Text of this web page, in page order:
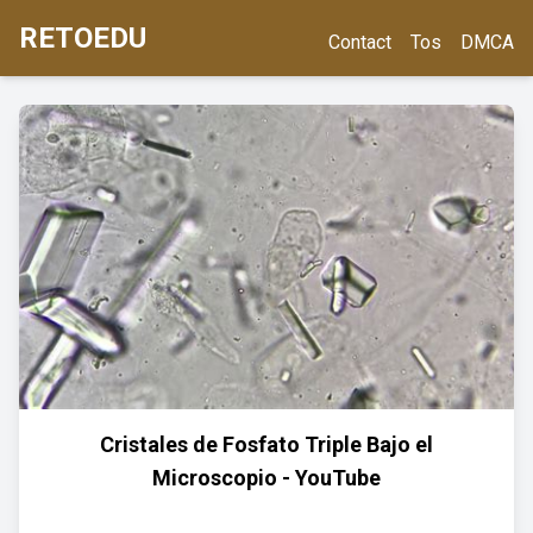
RETOEDU Contact Tos DMCA
Cristales de Fosfato Triple Bajo el
Microscopio - YouTube